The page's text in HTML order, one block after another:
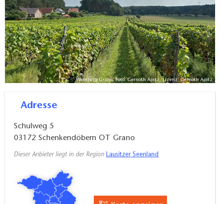
Regelmäßig lädt das Weigut Guben-Grano zu
Weinverkostungen und Kellereiführungen
ein, begleitet von stimmungsvoller Musik und frisch
gebackenem Flammkuchen aus dem eigenen
Steinofen.
Sie Genuss und Geselligkeit in einzigartigem
Ambiente!
Weingarten Guben
Weinberg Grano, Foto: Gernoth Apitz, Lizenz: Gernoth Apitz
Adresse
Schulweg 5
03172 Schenkendöbern OT Grano
Dieser Anbieter liegt in der Region Lausitzer Seenland